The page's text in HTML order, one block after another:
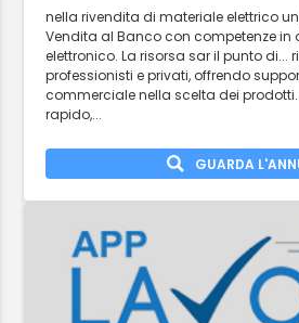
nella rivendita di materiale elettrico
Vendita al Banco con competenze in
elettronico. La risorsa sar il punto di...
professionisti e privati, offrendo
commerciale nella scelta dei
rapido,...
GUARDA